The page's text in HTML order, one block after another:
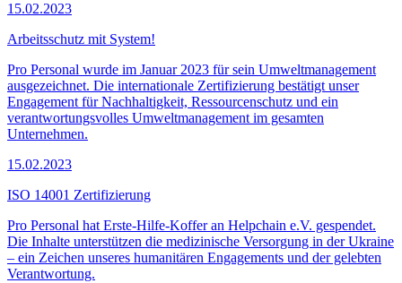
15.02.2023
Arbeitsschutz mit System!
Pro Personal wurde im Januar 2023 für sein Umweltmanagement
ausgezeichnet. Die internationale Zertifizierung bestätigt unser
Engagement für Nachhaltigkeit, Ressourcenschutz und ein
verantwortungsvolles Umweltmanagement im gesamten
Unternehmen.
15.02.2023
ISO 14001 Zertifizierung
Pro Personal hat Erste-Hilfe-Koffer an Helpchain e.V. gespendet.
Die Inhalte unterstützen die medizinische Versorgung in der Ukraine
– ein Zeichen unseres humanitären Engagements und der gelebten
Verantwortung.